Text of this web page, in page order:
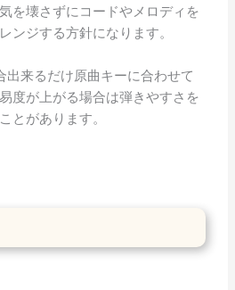
を壊さずにコードやメロディを
ンジする方針になります。
出来るだけ原曲キーに合わせて
度が上がる場合は弾きやすさを
とがあります。